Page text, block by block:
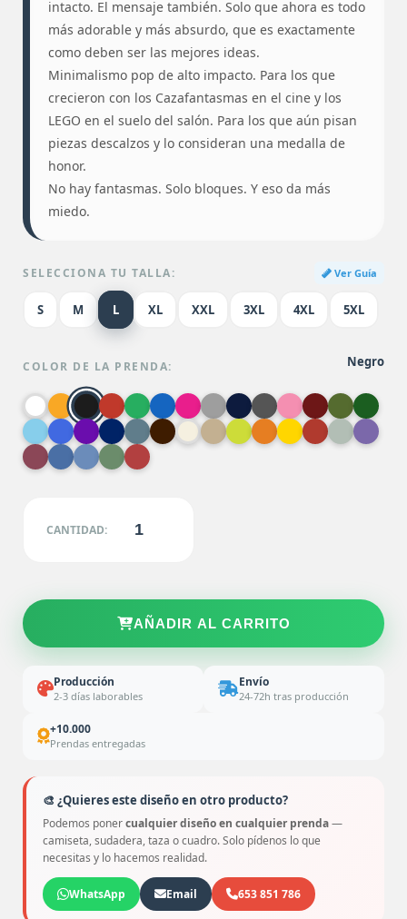
intacto. El mensaje también. Solo que ahora es todo
más adorable y más absurdo, que es exactamente
como deben ser las mejores ideas.
Minimalismo pop de alto impacto. Para los que
crecieron con los Cazafantasmas en el cine y los
LEGO en el suelo del salón. Para los que aún pisan
piezas descalzos y lo consideran una medalla de
honor.
No hay fantasmas. Solo bloques. Y eso da más
miedo.
SELECCIONA TU TALLA: Ver Guía
S M L XL XXL 3XL 4XL 5XL
COLOR DE LA PRENDA: Negro
CANTIDAD:
AÑADIR AL CARRITO
Producción
2-3 días laborables
Envío
24-72h tras producción
+10.000
Prendas entregadas
🎨 ¿Quieres este diseño en otro producto?
Podemos ponercualquier diseño en cualquier prenda—
camiseta, sudadera, taza o cuadro. Solo pídenos lo que
necesitas y lo hacemos realidad.
WhatsApp Email 653 851 786